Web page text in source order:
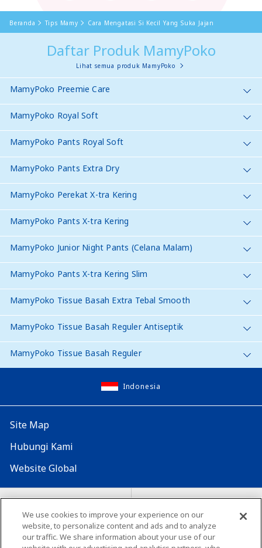
Beranda Tips Mamy Cara Mengatasi Si Kecil Yang Suka Jajan
Daftar Produk MamyPoko
Lihat semua produk MamyPoko
MamyPoko Preemie Care
MamyPoko Royal Soft
MamyPoko Pants Royal Soft
MamyPoko Pants Extra Dry
MamyPoko Perekat X-tra Kering
MamyPoko Pants X-tra Kering
MamyPoko Junior Night Pants (Celana Malam)
MamyPoko Pants X-tra Kering Slim
MamyPoko Tissue Basah Extra Tebal Smooth
MamyPoko Tissue Basah Reguler Antiseptik
MamyPoko Tissue Basah Reguler
Indonesia
Site Map
Hubungi Kami
Website Global
Map Situs Lokasi seluruh dunia
Tentang penggunaan situs ini Lingkungan yang dianjurkan
We use cookies to improve your experience on our
website, to personalize content and ads and to analyze
our traffic. We share information about your use of our